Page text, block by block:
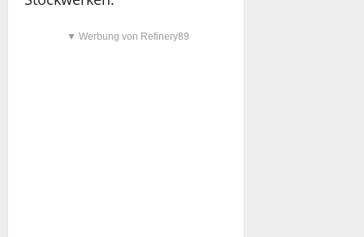
▼ Werbung von Refinery89